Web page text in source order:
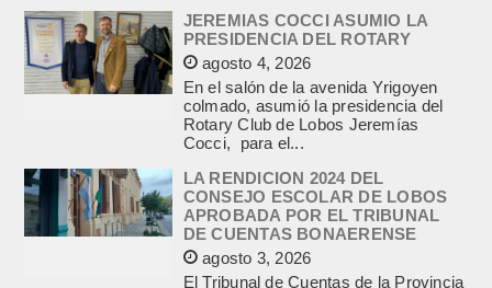
JEREMIAS COCCI ASUMIO LA
PRESIDENCIA DEL ROTARY
agosto 4, 2026
En el salón de la avenida Yrigoyen
colmado, asumió la presidencia del
Rotary Club de Lobos Jeremías
Cocci, para el...
LA RENDICION 2024 DEL
CONSEJO ESCOLAR DE LOBOS
APROBADA POR EL TRIBUNAL
DE CUENTAS BONAERENSE
agosto 3, 2026
El Tribunal de Cuentas de la Provincia